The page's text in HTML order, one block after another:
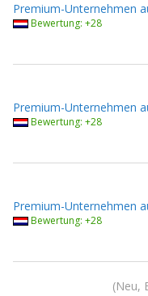
Premium-Unternehmen
Bewertung: +28
Premium-Unternehmen
Bewertung: +28
Premium-Unternehmen
Bewertung: +28
Neu,